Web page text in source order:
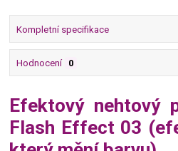
Kompletní specifikace
Hodnocení 0
Efektový nehtový
Flash Effect 03